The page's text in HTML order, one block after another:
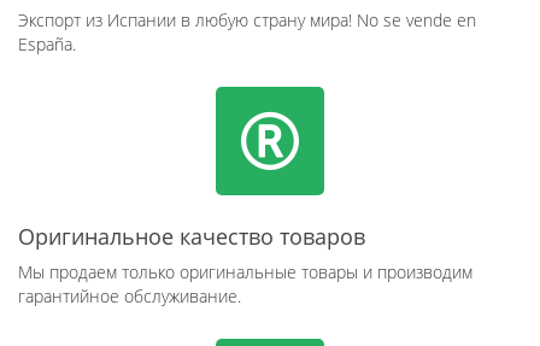
Экспорт из Испании в любую страну мира! No se vende en
España.
Оригинальное качество товаров
Мы продаем только оригинальные товары и производим
гарантийное обслуживание.